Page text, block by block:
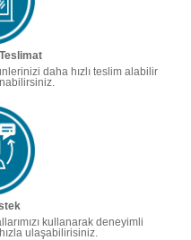
daha hızlı teslim alabilir
kullanarak deneyimli
ulaşabilirisiniz.